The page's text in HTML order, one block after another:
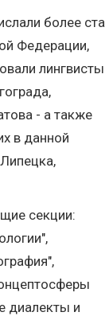
более ста
Федерации,
лингвисты
- а также
в данной
секции:
диалекты и